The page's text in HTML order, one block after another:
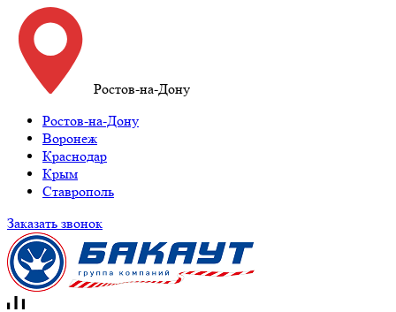
Ростов-на-Дону
Ростов-на-Дону
Воронеж
Краснодар
Крым
Ставрополь
Заказать звонок